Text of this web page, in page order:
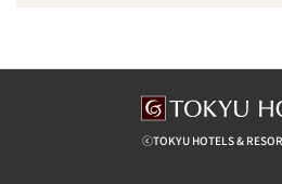
ⓒTOKYU HOTELS &